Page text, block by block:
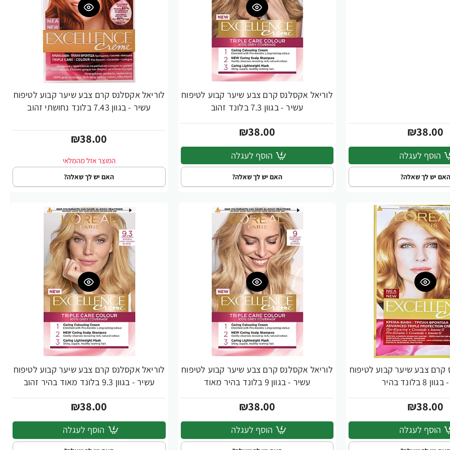
₪38.00
הוסף לעגלה
האם יש לך שאלה?
לוריאל אקסלנס קרם צבע שיער קבוע לטיפוח
עשיר - בגוון 7.3 בלונד זהוב
₪38.00
הוסף לעגלה
האם יש לך שאלה?
לוריאל אקסלנס קרם צבע שיער קבוע לטיפוח
עשיר - בגוון 7.43 בלונד נחושתי זהוב
₪38.00
האם יש לך שאלה?
קרם צבע שיער קבוע לטיפוח
בלונד בהיר
₪38.00
הוסף לעגלה
לוריאל אקסלנס קרם צבע שיער קבוע לטיפוח
עשיר - בגוון 9 בלונד בהיר מאוד
₪38.00
הוסף לעגלה
לוריאל אקסלנס קרם צבע שיער קבוע לטיפוח
עשיר - בגוון 9.3 בלונד מאוד בהיר זהוב
₪38.00
הוסף לעגלה